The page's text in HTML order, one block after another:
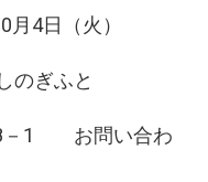
4日（火）
のぎふと
－1 お問い合わ